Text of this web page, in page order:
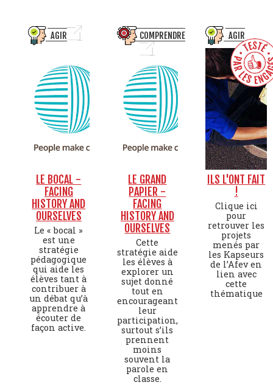
AGIR
LE BOCAL -
FACING
HISTORY AND
OURSELVES
Le « bocal »
est une
stratégie
pédagogique
qui aide les
élèves tant à
contribuer à
un débat qu’à
apprendre à
écouter de
façon active.
COMPRENDRE
LE GRAND
PAPIER -
FACING
HISTORY AND
OURSELVES
Cette
stratégie aide
les élèves à
explorer un
sujet donné
tout en
encourageant
leur
participation,
surtout s’ils
prennent
moins
souvent la
parole en
classe.
AGIR
ILS L'ONT FAIT
!
Clique ici
pour
retrouver les
projets
menés par
les Kapseurs
de l’Afev en
lien avec
cette
thématique